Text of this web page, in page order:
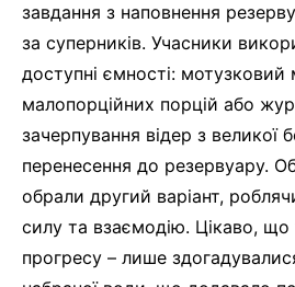
завдання з наповнення
за суперників. Учасники
доступні ємності: мотузковий
малопорційних порцій або
зачерпування відер з великої
перенесення до резервуару.
обрали другий варіант,
силу та взаємодію. Цікаво,
прогресу – лише